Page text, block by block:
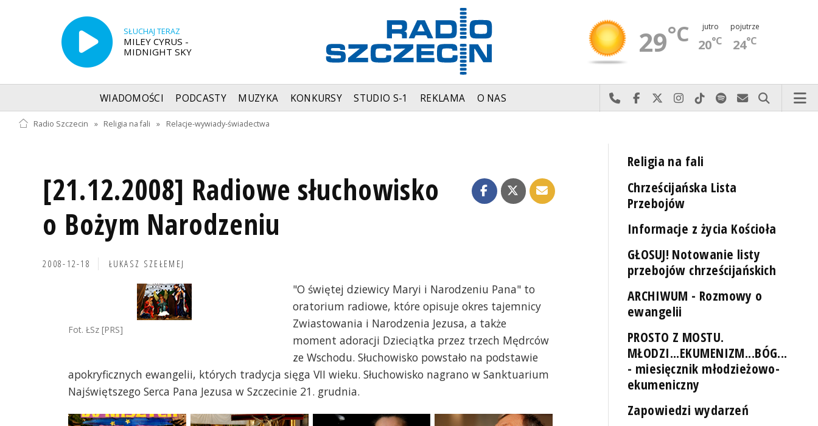
SŁUCHAJ TERAZ
MILEY CYRUS -
MIDNIGHT SKY
29°C jutro
20°C
pojutrze
24°C
WIADOMOŚCI PODCASTY MUZYKA KONKURSY STUDIO S-1 REKLAMA O NAS Najlepiej po prostu do nas zadzwoń
Odwiedź nas na Facebook-u
Odwiedź nas na X
Odwiedź nas na Instagram-ie
Odwiedź nas na TikTok-u
Szukaj nas na Spotify
Wyślij do nas
Szukaj
Radio Szczecin » Religia na fali » Relacje-wywiady-świadectwa
[21.12.2008] Radiowe słuchowisko
o Bożym Narodzeniu
2008-12-18 ŁUKASZ SZEŁEMEJ
Fot. ŁSz [PRS]
"O świętej dziewicy Maryi i Narodzeniu Pana" to
oratorium radiowe, które opisuje okres tajemnicy
Zwiastowania i Narodzenia Jezusa, a także
moment adoracji Dzieciątka przez trzech Mędrców
ze Wschodu. Słuchowisko powstało na podstawie
apokryficznych ewangelii, których tradycja sięga VII wieku. Słuchowisko nagrano w Sanktuarium
Najświętszego Serca Pana Jezusa w Szczecinie 21. grudnia.
Religia na fali
Chrześcijańska Lista
Przebojów
Informacje z życia Kościoła
GŁOSUJ! Notowanie listy
przebojów chrześcijańskich
ARCHIWUM - Rozmowy o
ewangelii
PROSTO Z MOSTU.
MŁODZI...EKUMENIZM...BÓG...
- miesięcznik młodzieżowo-
ekumeniczny
Zapowiedzi wydarzeń